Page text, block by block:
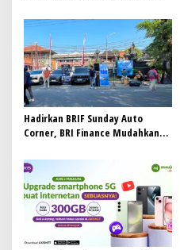
Pekerja di Pabrik Tembakau
Hadirkan BRIF Sunday Auto
Corner, BRI Finance Mudahkan
Impian